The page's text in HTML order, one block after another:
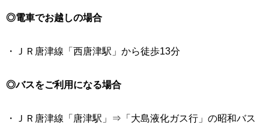
◎電車でお越しの場合
・ＪＲ唐津線「西唐津駅」から徒歩13分
◎バスをご利用になる場合
・ＪＲ唐津線「唐津駅」⇒「大島液化ガス行」の昭和バス